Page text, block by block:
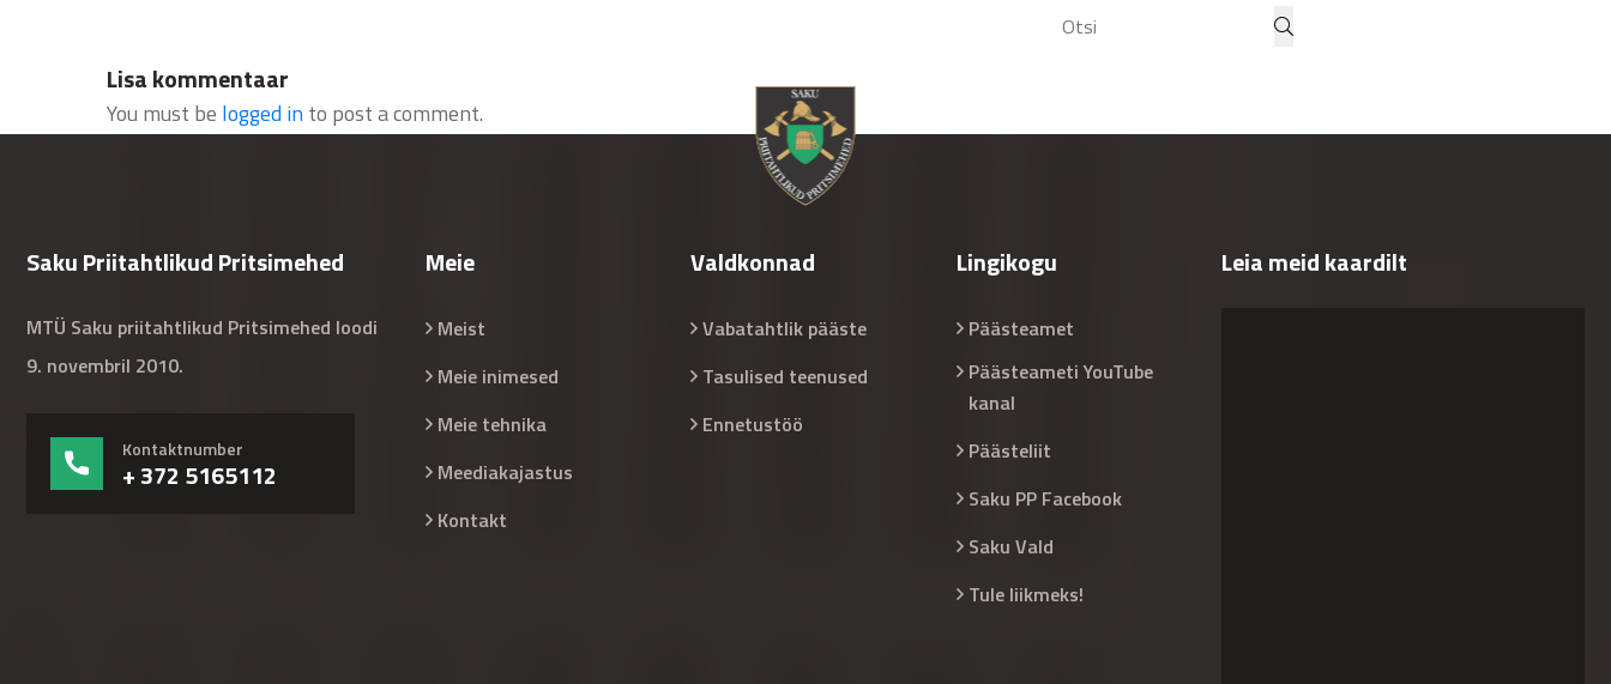
Lisa kommentaar
You must be logged into post a comment.
Saku Priitahtlikud Pritsimehed
MTÜ Saku priitahtlikud Pritsimehed loodi
9. novembril 2010.
Kontaktnumber
+ 372 5165112
Meie
Meist
Meie inimesed
Meie tehnika
Meediakajastus
Kontakt
Valdkonnad
Vabatahtlik pääste
Tasulised teenused
Ennetustöö
Lingikogu
Päästeamet
Päästeameti YouTube
kanal
Päästeliit
Saku PP Facebook
Saku Vald
Tule liikmeks!
Leia meid kaardilt